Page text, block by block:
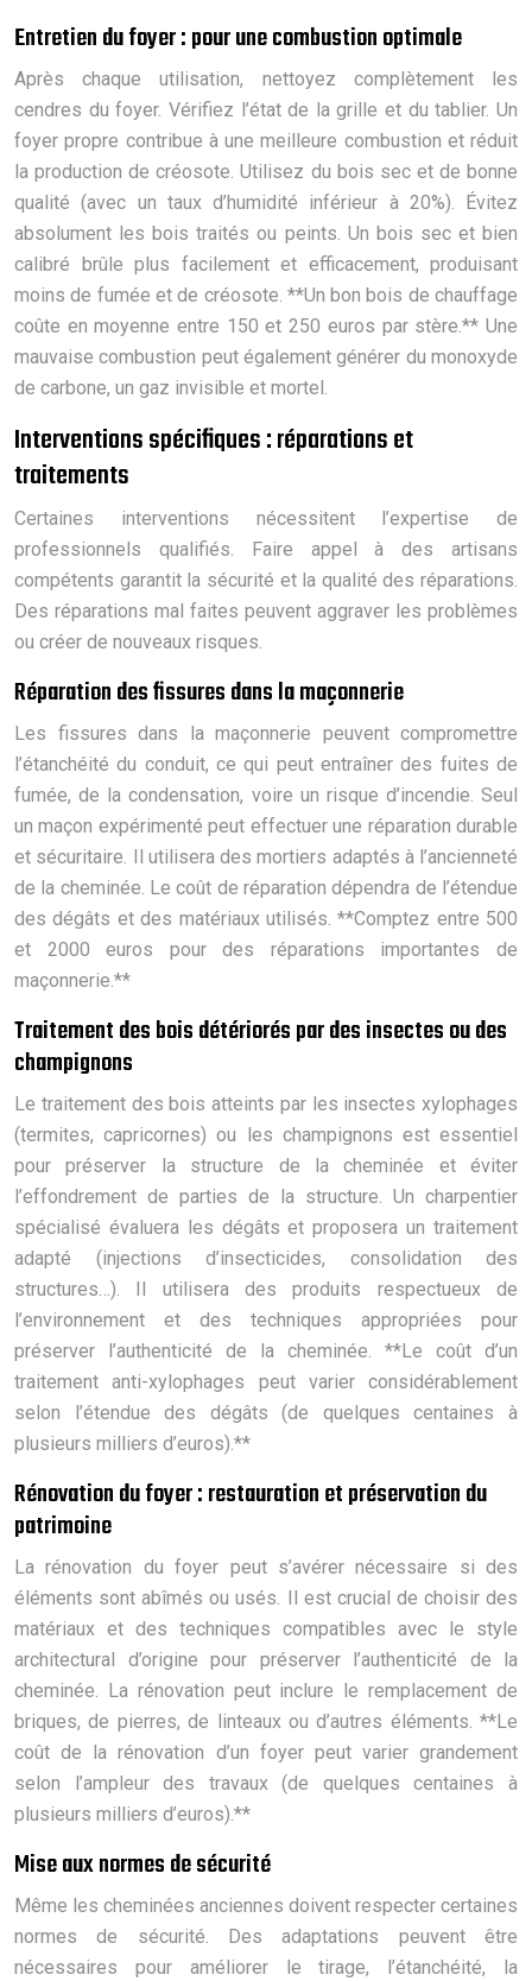
Entretien du foyer : pour une combustion optimale
Après chaque utilisation, nettoyez complètement les
cendres du foyer. Vérifiez l’état de la grille et du tablier. Un
foyer propre contribue à une meilleure combustion et réduit
la production de créosote. Utilisez du bois sec et de bonne
qualité (avec un taux d’humidité inférieur à 20%). Évitez
absolument les bois traités ou peints. Un bois sec et bien
calibré brûle plus facilement et efficacement, produisant
moins de fumée et de créosote. **Un bon bois de chauffage
coûte en moyenne entre 150 et 250 euros par stère.** Une
mauvaise combustion peut également générer du monoxyde
de carbone, un gaz invisible et mortel.
Interventions spécifiques : réparations et
traitements
Certaines interventions nécessitent l’expertise de
professionnels qualifiés. Faire appel à des artisans
compétents garantit la sécurité et la qualité des réparations.
Des réparations mal faites peuvent aggraver les problèmes
ou créer de nouveaux risques.
Réparation des fissures dans la maçonnerie
Les fissures dans la maçonnerie peuvent compromettre
l’étanchéité du conduit, ce qui peut entraîner des fuites de
fumée, de la condensation, voire un risque d’incendie. Seul
un maçon expérimenté peut effectuer une réparation durable
et sécuritaire. Il utilisera des mortiers adaptés à l’ancienneté
de la cheminée. Le coût de réparation dépendra de l’étendue
des dégâts et des matériaux utilisés. **Comptez entre 500
et 2000 euros pour des réparations importantes de
maçonnerie.**
Traitement des bois détériorés par des insectes ou des
champignons
Le traitement des bois atteints par les insectes xylophages
(termites, capricornes) ou les champignons est essentiel
pour préserver la structure de la cheminée et éviter
l’effondrement de parties de la structure. Un charpentier
spécialisé évaluera les dégâts et proposera un traitement
adapté (injections d’insecticides, consolidation des
structures…). Il utilisera des produits respectueux de
l’environnement et des techniques appropriées pour
préserver l’authenticité de la cheminée. **Le coût d’un
traitement anti-xylophages peut varier considérablement
selon l’étendue des dégâts (de quelques centaines à
plusieurs milliers d’euros).**
Rénovation du foyer : restauration et préservation du
patrimoine
La rénovation du foyer peut s’avérer nécessaire si des
éléments sont abîmés ou usés. Il est crucial de choisir des
matériaux et des techniques compatibles avec le style
architectural d’origine pour préserver l’authenticité de la
cheminée. La rénovation peut inclure le remplacement de
briques, de pierres, de linteaux ou d’autres éléments. **Le
coût de la rénovation d’un foyer peut varier grandement
selon l’ampleur des travaux (de quelques centaines à
plusieurs milliers d’euros).**
Mise aux normes de sécurité
Même les cheminées anciennes doivent respecter certaines
normes de sécurité. Des adaptations peuvent être
nécessaires pour améliorer le tirage, l’étanchéité, la